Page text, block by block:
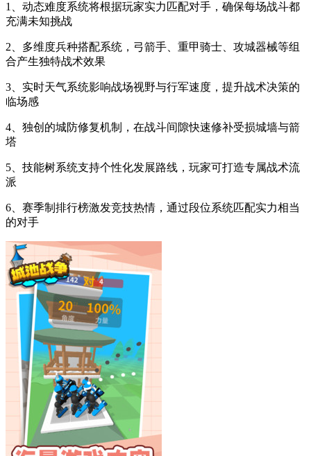
1、动态难度系统将根据玩家实力匹配对手，确保每场战斗都
充满未知挑战
2、多维度兵种搭配系统，弓箭手、重甲骑士、攻城器械等组
合产生独特战术效果
3、实时天气系统影响战场视野与行军速度，提升战术决策的
临场感
4、独创的城防修复机制，在战斗间隙快速修补受损城墙与箭
塔
5、技能树系统支持个性化发展路线，玩家可打造专属战术流
派
6、赛季制排行榜激发竞技热情，通过段位系统匹配实力相当
的对手